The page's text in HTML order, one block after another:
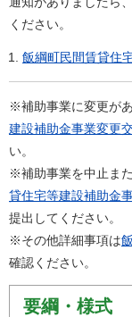
ください。
飯綱町民間賃貸住
※補助事業に変更が
建設補助金事業変更
い。
※補助事業を中止ま
貸住宅等建設補助金
提出してください。
※その他詳細事項は
確認ください。
要綱・様式